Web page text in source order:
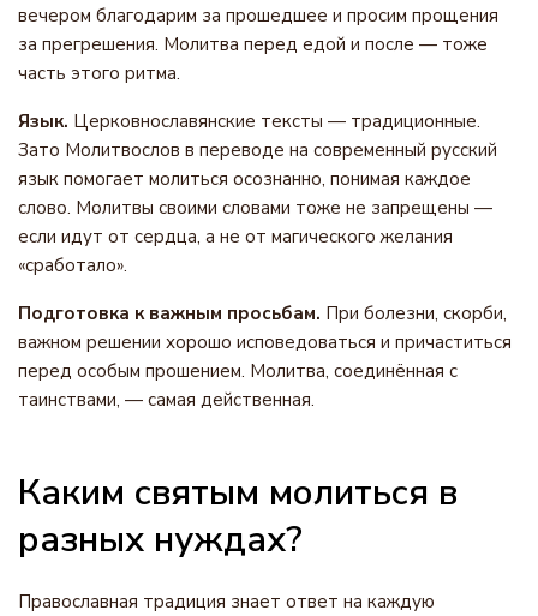
вечером благодарим за прошедшее и просим прощения
за прегрешения. Молитва перед едой и после — тоже
часть этого ритма.
Язык. Церковнославянские тексты — традиционные.
Зато Молитвослов в переводе на современный русский
язык помогает молиться осознанно, понимая каждое
слово. Молитвы своими словами тоже не запрещены —
если идут от сердца, а не от магического желания
«сработало».
Подготовка к важным просьбам. При болезни, скорби,
важном решении хорошо исповедоваться и причаститься
перед особым прошением. Молитва, соединённая с
таинствами, — самая действенная.
Каким святым молиться в
разных нуждах?
Православная традиция знает ответ на каждую